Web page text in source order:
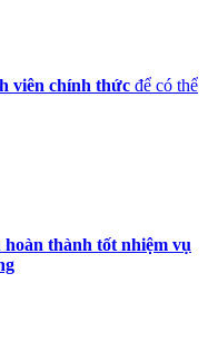
viên chính thức để có thể
thành tốt nhiệm vụ